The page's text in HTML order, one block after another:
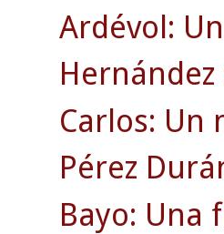
Ardévol:
Carlos: Un
Pérez
Bayo: Una